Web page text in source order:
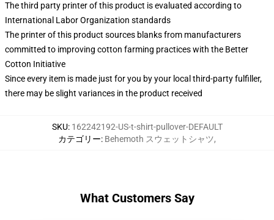
The third party printer of this product is evaluated according to
International Labor Organization standards
The printer of this product sources blanks from manufacturers
committed to improving cotton farming practices with the Better
Cotton Initiative
Since every item is made just for you by your local third-party fulfiller,
there may be slight variances in the product received
SKU: 162242192-US-t-shirt-pullover-DEFAULT
カテゴリー: Behemoth スウェットシャツ,
What Customers Say